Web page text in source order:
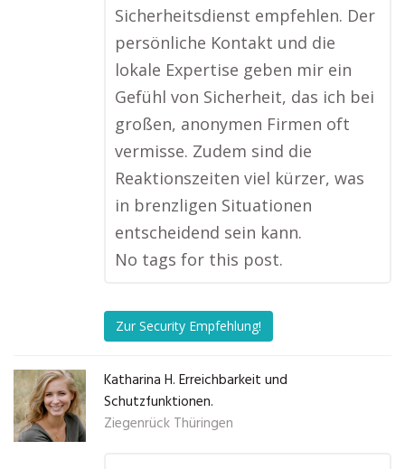
Sicherheitsdienst empfehlen. Der
persönliche Kontakt und die
lokale Expertise geben mir ein
Gefühl von Sicherheit, das ich bei
großen, anonymen Firmen oft
vermisse. Zudem sind die
Reaktionszeiten viel kürzer, was
in brenzligen Situationen
entscheidend sein kann.
No tags for this post.
Zur Security Empfehlung!
Katharina H. Erreichbarkeit und
Schutzfunktionen.
Ziegenrück Thüringen